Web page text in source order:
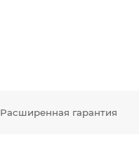
Расширенная гарантия